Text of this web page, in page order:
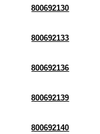
800692130
800692133
800692136
800692139
800692140